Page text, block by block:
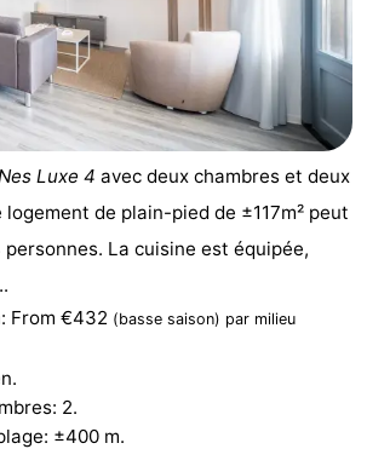
Luxe 4 avec deux chambres et deux
logement de plain-pied de ±117m² peut
La cuisine est équipée,
From €432 (basse saison) par milieu
2.
±400 m.